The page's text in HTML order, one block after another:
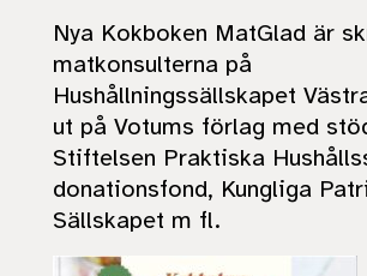
Nya Kokboken MatGlad är
matkonsulterna på
Hushållningssällskapet
ut på Votums förlag med
Stiftelsen Praktiska
donationsfond, Kungliga
Sällskapet m fl.